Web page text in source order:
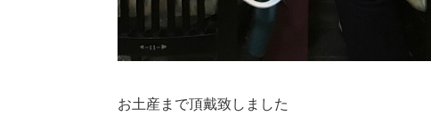
お土産まで頂戴致しました